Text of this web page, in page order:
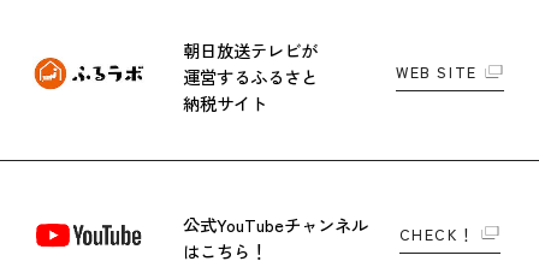
朝日放送テレビが
運営するふるさと
納税サイト
WEB SITE
公式YouTubeチャンネル
はこちら！
CHECK！